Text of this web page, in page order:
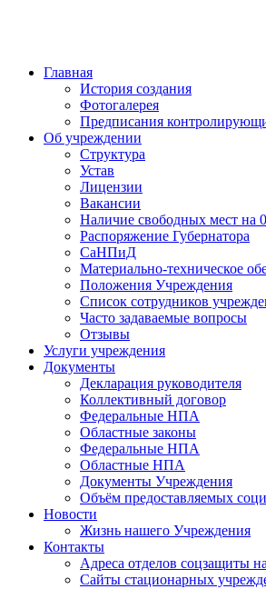
Главная
История создания
Фотогалерея
Предписания
Об учреждении
Структура
Устав
Лицензии
Вакансии
Наличие свободных мест на
Распоряжение Губернатора
СаНПиД
Материально-техническое
Положения Учреждения
Список сотрудников
Часто задаваемые вопросы
Отзывы
Услуги учреждения
Документы
Декларация руководителя
Коллективный договор
Федеральные НПА
Областные законы
Федеральные НПА
Областные НПА
Документы Учреждения
Объём предоставляемых
Новости
Жизнь нашего Учреждения
Контакты
Адреса отделов соцзащиты
Сайты стационарных